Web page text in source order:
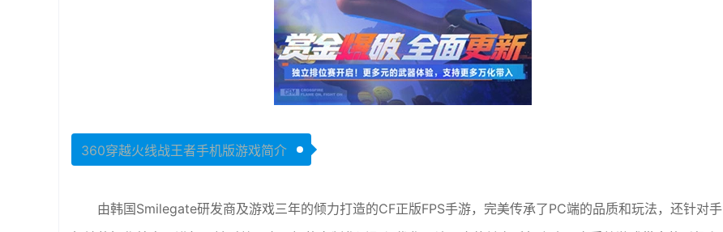
360穿越火线战王者手机版游戏简介
由韩国Smilegate研发商及游戏三年的倾力打造的CF正版FPS手游，完美传承了PC端的品质和玩法，还针对手